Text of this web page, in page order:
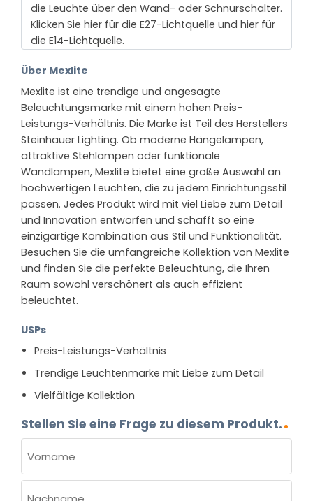
die Leuchte über den Wand- oder Schnurschalter.
Klicken Sie hier für die E27-Lichtquelle und hier für
die E14-Lichtquelle.
Über Mexlite
Mexlite ist eine trendige und angesagte
Beleuchtungsmarke mit einem hohen Preis-
Leistungs-Verhältnis. Die Marke ist Teil des Herstellers
Steinhauer Lighting. Ob moderne Hängelampen,
attraktive Stehlampen oder funktionale
Wandlampen, Mexlite bietet eine große Auswahl an
hochwertigen Leuchten, die zu jedem Einrichtungsstil
passen. Jedes Produkt wird mit viel Liebe zum Detail
und Innovation entworfen und schafft so eine
einzigartige Kombination aus Stil und Funktionalität.
Besuchen Sie die umfangreiche Kollektion von Mexlite
und finden Sie die perfekte Beleuchtung, die Ihren
Raum sowohl verschönert als auch effizient
beleuchtet.
USPs
Preis-Leistungs-Verhältnis
Trendige Leuchtenmarke mit Liebe zum Detail
Vielfältige Kollektion
Stellen Sie eine Frage zu diesem Produkt.
(ERFORDERLICH)
Vorname